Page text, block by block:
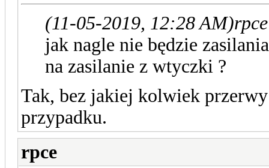
(11-05-2019, 12:28 AM)
jak nagle nie będzie
na zasilanie z wtyczki ?
Tak, bez jakiej kolwiek
przypadku.
rpce